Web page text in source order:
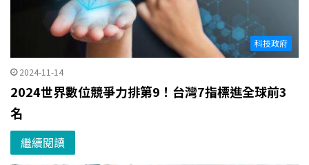
科技政府
2024-11-14
2024世界數位競爭力排第9！台灣7指標進全球前3
名
繼續閱讀